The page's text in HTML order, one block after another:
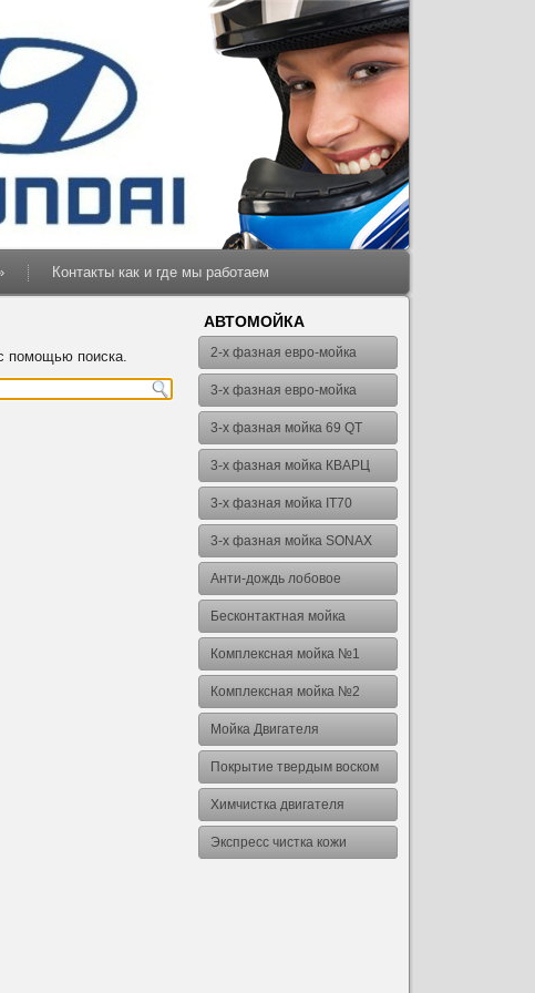
Контакты как и где мы работаем
помощью поиска.
АВТОМОЙКА
2-х фазная евро-мойка
3-х фазная евро-мойка
3-х фазная мойка 69 QT
3-х фазная мойка КВАРЦ
3-х фазная мойка IT70
3-х фазная мойка SONAX
Анти-дождь лобовое
Бесконтактная мойка
Комплексная мойка №1
Комплексная мойка №2
Мойка Двигателя
Покрытие твердым воском
Химчистка двигателя
Экспресс чистка кожи